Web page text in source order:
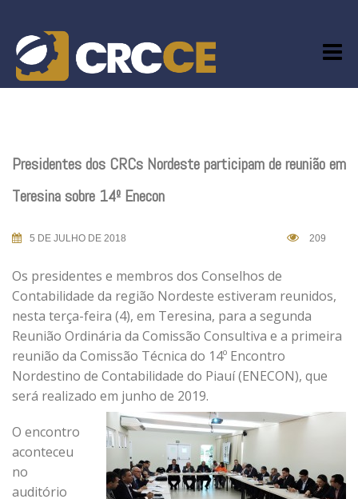
content
Presidentes dos CRCs Nordeste participam de reunião em
Teresina sobre 14º Enecon
5 DE JULHO DE 2018 209
Os presidentes e membros dos Conselhos de
Contabilidade da região Nordeste estiveram reunidos,
nesta terça-feira (4), em Teresina, para a segunda
Reunião Ordinária da Comissão Consultiva e a primeira
reunião da Comissão Técnica do 14º Encontro
Nordestino de Contabilidade do Piauí (ENECON), que
será realizado em junho de 2019.
O encontro
aconteceu
no
auditório